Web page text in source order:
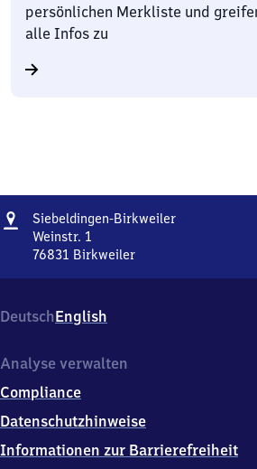
persönlichen Merkliste und
alle Infos zu
Adresse
Siebeldingen-BirkweilerSiebeldingen-
Weinstr. 1
76831 Birkweiler
Weinstr.
1,
6
3
1
DeutschEnglish
Analyse verwalten
Compliance
Datenschutzhinweise
Informationen zur Barrierefreiheit